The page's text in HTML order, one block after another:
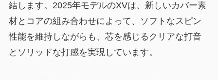
結します。2025年モデルのXVは、新しいカバー素
材とコアの組み合わせによって、ソフトなスピン
性能を維持しながらも、芯を感じるクリアな打音
とソリッドな打感を実現しています。